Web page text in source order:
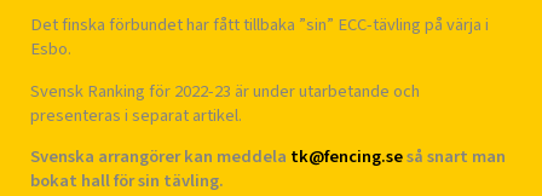
Det finska förbundet har fått tillbaka ”sin” ECC-tävling på värja i
Esbo.
Svensk Ranking för 2022-23 är under utarbetande och
presenteras i separat artikel.
Svenska arrangörer kan meddela tk@fencing.seså snart man
bokat hall för sin tävling.